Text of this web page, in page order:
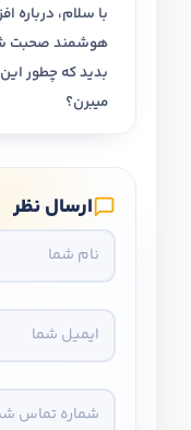
با سلام، درباره
هوشمند صحبت
بدید که چطور
میبرن؟
ارسال نظر